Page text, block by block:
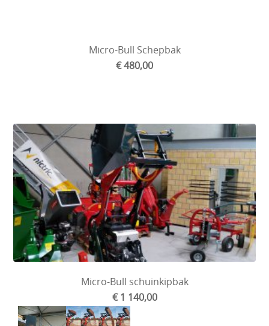
Micro-Bull Schepbak
€ 480,00
Micro-Bull schuinkipbak
€ 1 140,00